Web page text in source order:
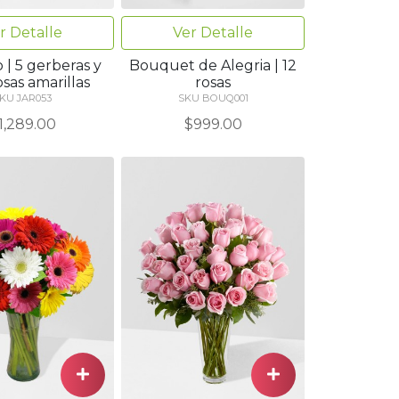
Detalle
| 5 gerberas y
amarillas
JAR053
Ver Detalle
Bouquet de Alegria | 12
rosas
SKU BOUQ001
$999.00